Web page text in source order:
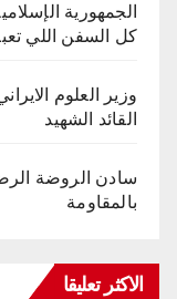
كل السفن اللي
وزير العلوم
القائد الشهيد
سادن الروضة
بالمقاومة
الاكثر تعليقا